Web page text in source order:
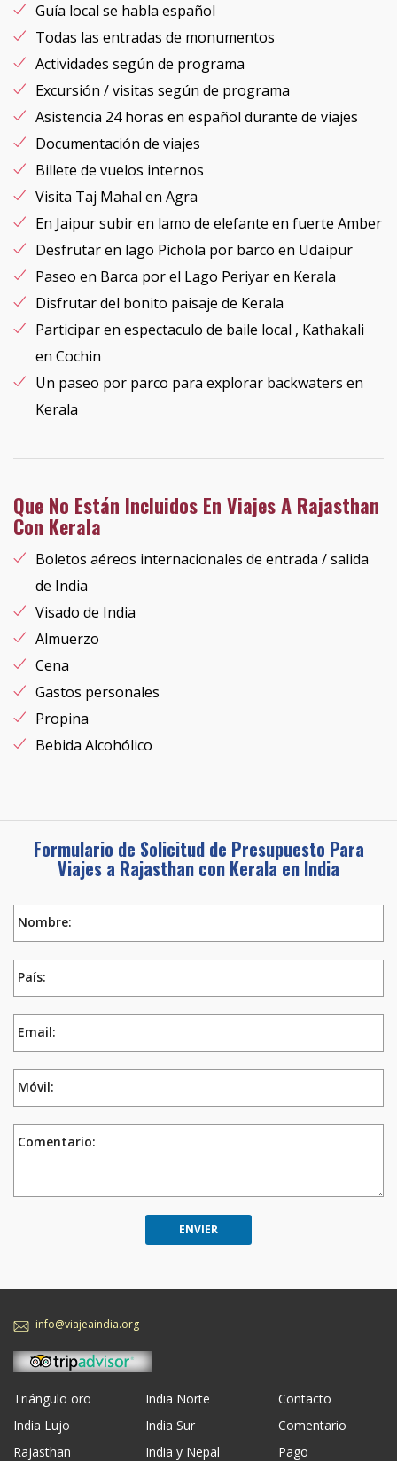
Guía local se habla español
Todas las entradas de monumentos
Actividades según de programa
Excursión / visitas según de programa
Asistencia 24 horas en español durante de viajes
Documentación de viajes
Billete de vuelos internos
Visita Taj Mahal en Agra
En Jaipur subir en lamo de elefante en fuerte Amber
Desfrutar en lago Pichola por barco en Udaipur
Paseo en Barca por el Lago Periyar en Kerala
Disfrutar del bonito paisaje de Kerala
Participar en espectaculo de baile local , Kathakali
en Cochin
Un paseo por parco para explorar backwaters en
Kerala
Que No Están Incluidos En Viajes A Rajasthan
Con Kerala
Boletos aéreos internacionales de entrada / salida
de India
Visado de India
Almuerzo
Cena
Gastos personales
Propina
Bebida Alcohólico
Formulario de Solicitud de Presupuesto Para
Viajes a‎ Rajasthan con Kerala en India
Nombre:
País:
Email:
Móvil:
Comentario:
info@viajeaindia.org
Triángulo oro
India Lujo
Rajasthan
India Norte
India Sur
India y Nepal
Contacto
Comentario
Pago